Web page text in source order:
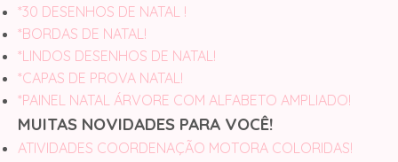
*30 DESENHOS DE NATAL !
*BORDAS DE NATAL!
*LINDOS DESENHOS DE NATAL!
*CAPAS DE PROVA NATAL!
*PAINEL NATAL ÁRVORE COM ALFABETO AMPLIADO!
MUITAS NOVIDADES PARA VOCÊ!
ATIVIDADES COORDENAÇÃO MOTORA COLORIDAS!